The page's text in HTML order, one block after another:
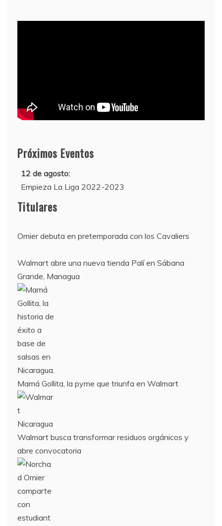
Próximos Eventos
12 de agosto:
Empieza La Liga 2022-2023
10 de agosto:
Supercopa de Europa 2022
Titulares
Omier debuta en pretemporada con los Cavaliers
Walmart abre una nueva tienda Palí en Sábana
Grande, Managua
Mamá Gollita, la pyme que triunfa en Walmart
Walmart busca transformar residuos orgánicos y
abre convocatoria